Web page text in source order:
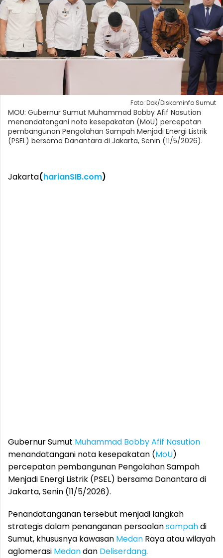
Foto: Dok/Diskominfo Sumut
MOU: Gubernur Sumut Muhammad Bobby Afif Nasution
menandatangani nota kesepakatan (MoU) percepatan
pembangunan Pengolahan Sampah Menjadi Energi Listrik
(PSEL) bersama Danantara di Jakarta, Senin (11/5/2026).
Jakarta(harianSIB.com)
Gubernur Sumut Muhammad Bobby Afif Nasution
menandatangani nota kesepakatan (MoU)
percepatan pembangunan Pengolahan Sampah
Menjadi Energi Listrik (PSEL) bersama Danantara di
Jakarta, Senin (11/5/2026).
Penandatanganan tersebut menjadi langkah
strategis dalam penanganan persoalansampahdi
Sumut, khususnya kawasan Medan Raya atau wilayah
aglomerasi Medandan Deliserdang.